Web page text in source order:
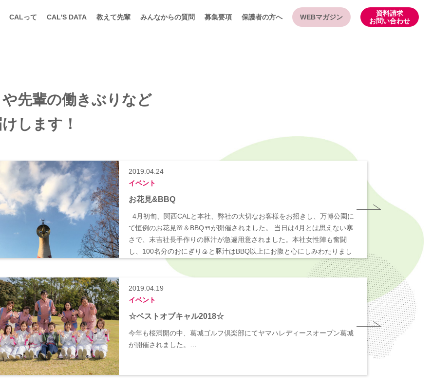
CALって CAL'S DATA 教えて先輩 みんなからの質問 募集要項 保護者の方へ WEBマガジン
資料請求
お問い合わせ
先輩の働きぶりなど
します！
2019.04.24
イベント
お花見&BBQ
4月初旬、関西CALと本社、弊社の大切なお客様をお招きし、万博公園に
て恒例のお花見🌸＆BBQ🍴が開催されました。 当日は4月とは思えない寒
さで、末吉社長手作りの豚汁が急遽用意されました。本社女性陣も奮闘
し、100名分のおにぎり🍙と豚汁はBBQ以上にお腹と心にしみわたりまし
た❤ ゴチソウサマでした☺ 澄んだ空気とライトアップで太陽の塔が神秘
2019.04.19
イベント
☆ベストオブキャル2018☆
今年も桜満開の中、葛城ゴルフ倶楽部にてヤマハレディースオープン葛城
が開催されました。…